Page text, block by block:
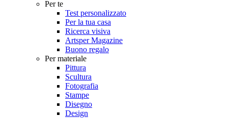
Per te
Test personalizzato
Per la tua casa
Ricerca visiva
Artsper Magazine
Buono regalo
Per materiale
Pittura
Scultura
Fotografia
Stampe
Disegno
Design